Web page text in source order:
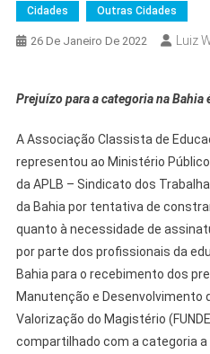
Cidades Outras Cidades
26 De Janeiro De 2022 Luiz
Prejuízo para a categoria na Bahia
A Associação Classista de
representou ao Ministério
da APLB – Sindicato dos
da Bahia por tentativa de
quanto à necessidade de
por parte dos profissionais da
Bahia para o recebimento dos
Manutenção e Desenvolvimento
Valorização do Magistério
compartilhado com a categoria